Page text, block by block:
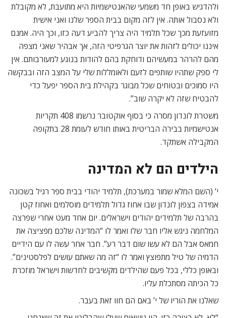
ולהדגיש באופן חד משמעי שהאנטישמיות היא מתועבת, לא מקובלת
ולא נסבול אותה. אין לזה מקום בבית הספר שלנו ואני אישית
מזועזעת מכך שכל תלמיד היה צריך להביע דעה כזו, וכך היה. אמנם
איננו יכולים לזהות את יוצר הגרפיטי הזה, אך אבהיר שאני מצפה
מהם להרהר במעשיהם ודוחקת בהם להודות בנוגע למעורבותם. אין
לי ספק שתהיו שותפים לזעם ולאומללות שלי על המצב הזה ובבקשה
היו סמוכים ובטוחים שכל מבוגר בקהילת בית הספר יפעל כדי
להבטיח שזה לא יקרה שוב”.
משטרת לונדון מסרה כי בסוף אוקטובר נרשמו 408 תקריות
אנטישמיות בבירה הבריטית באותו חודש לעומת 28 בתקופה
המקבילה אשתקד.
הילדים הם לא המדינה
י’ (השם המלא שמור במערכת), תלמיד יהודי בבית ספר רגיל בשכונה
אמידה בצפון לונדון שבו אחוז גדול תלמידים מוסלמים ואחוז קטן
בהרבה של תלמידים יהודים וישראלים. יום אחד מעט אחרי שפרצה
המלחמה ניגש אליו חבר שלו ואמר לו “המדינה שלכם מפציצה את
חמאס אבל הם לא עשו שום דבר רע”. חבר אחר עשה לו עם הידיים
הדמיה של טיל מתפוצץ ואמר לו “זה מה שאתם עושים לפלסטינים”.
ובאופן כללי, בכל פעם שהילדים מקשיבים לחדשות וישראל מוזכרת
כל הכיתה מסתכלת עליו.
שאלנו את הוריו של י’ באם הם חוו זאת בעבר.